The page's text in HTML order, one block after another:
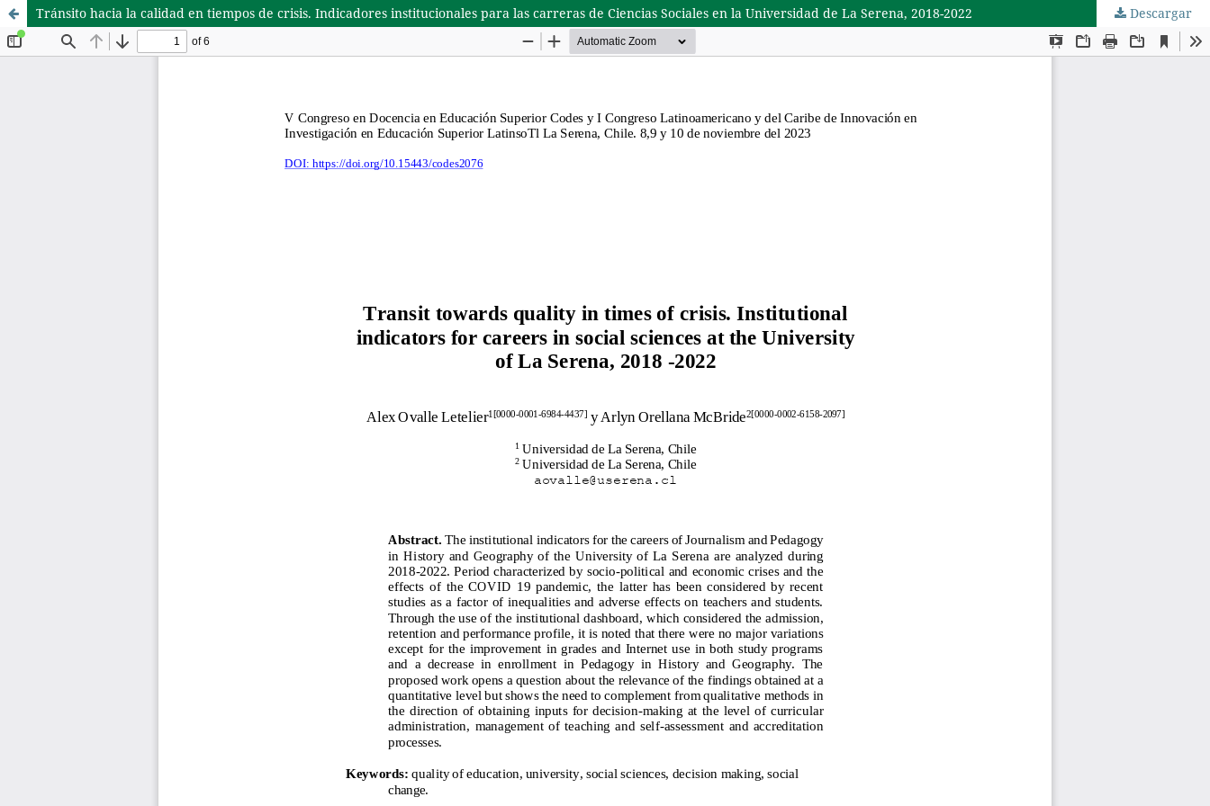
Tránsito hacia la calidad en tiempos de crisis. Indicadores institucionales para las carreras de Ciencias Sociales en la Universidad de La Serena, 2018-2022 Descargar